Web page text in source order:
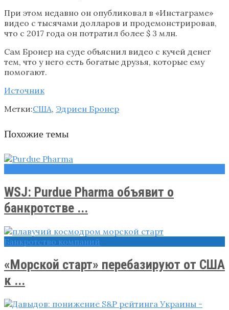
При этом недавно он опубликовал в «Инстаграме»
видео с тысячами долларов и продемонстрировав,
что с 2017 года он потратил более $ 3 млн.
Сам Бронер на суде объяснил видео с кучей денег
тем, что у него есть богатые друзья, которые ему
помогают.
Источник
Метки:США, Эдриен Бронер
Похожие темы
WSJ: Purdue Pharma объявит о
банкротстве ...
Банкротство компаний
«Морской старт» перебазируют от США
к ...